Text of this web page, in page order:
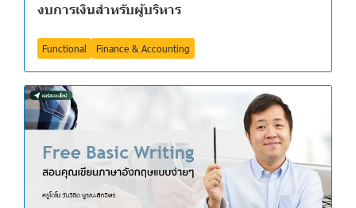
งบการเงินสำหรับผู้บริหาร
Functional Finance & Accounting